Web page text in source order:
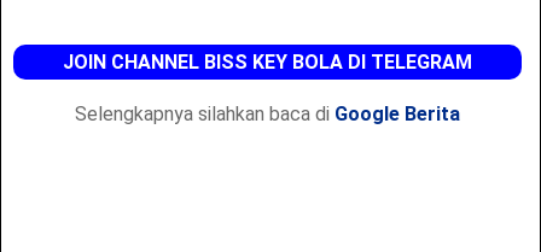
JOIN CHANNEL BISS KEY BOLA DI TELEGRAM
Selengkapnya silahkan baca di Google Berita